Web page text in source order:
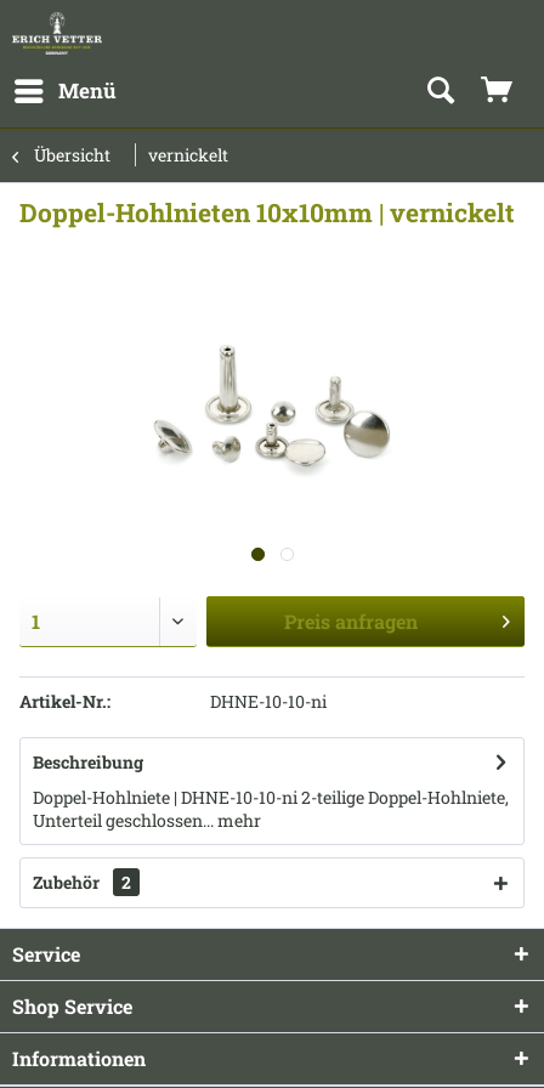
Menü
Übersicht vernickelt
Doppel-Hohlnieten 10x10mm | vernickelt
Preis anfragen
Artikel-Nr.: DHNE-10-10-ni
Beschreibung
Doppel-Hohlniete | DHNE-10-10-ni 2-teilige Doppel-Hohlniete,
Unterteil geschlossen...mehr
Zubehör 2
Service
Shop Service
Informationen